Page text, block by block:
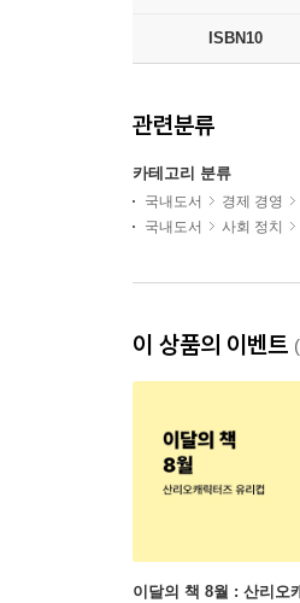
ISBN10
관련분류
카테고리 분류
국내도서 경제 경영
국내도서
사회 정치
이 상품의 이벤트
이달의 책 8월 : 산리오